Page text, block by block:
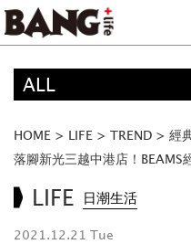
ALL
ANIME
FOOD
HOME > LIFE > TREND > 經
落腳新光三越中港店！BEAMS
LIFE 日潮生活
2021.12.21 Tue